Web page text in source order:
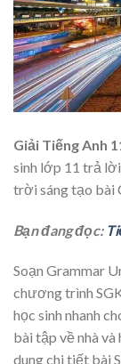
Giải Tiếng Anh
sinh lớp 11 trả lời
trời sáng tạo bài
Bạn đang đọc:
Soạn Grammar
chương trình
học sinh nhanh
bài tập về nhà và
dung chi tiết bài